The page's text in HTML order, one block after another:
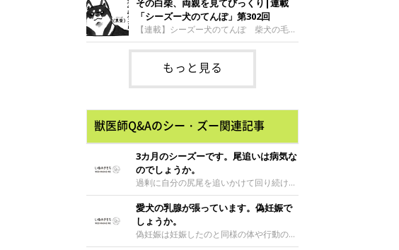
その白柴、両親を見てびっくり|連載
「シーズー犬のてんぽ」第302回
【連載】シーズー犬のてんぽ 柴犬の毛色
のはなし
もっと見る
獣医師Q&Aのシー・ズー関連記事
3カ月のシーズーです。尾追いは病気な
のでしょうか。
過剰に自分の尻尾を追いかけて回り続ける
のはストレスが原因になっている可能性が
あります。飼い主さんの気
愛犬の乳腺が張っています。偽妊娠で
しょうか。
偽妊娠は妊娠したのと同様の体や行動の変
化が起こる状態です。乳腺が腫れたり、乳